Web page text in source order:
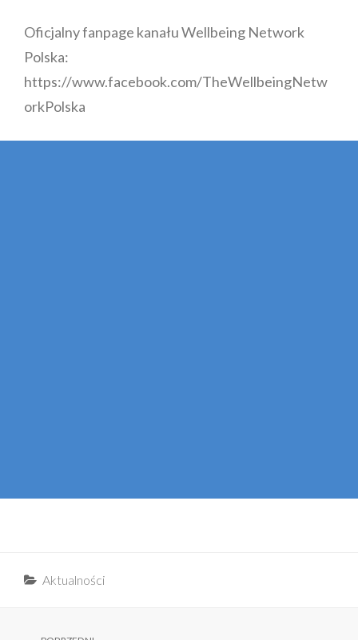
Oficjalny fanpage kanału Wellbeing Network
Polska:
https://www.facebook.com/TheWellbeingNetw
orkPolska
Categories
Aktualności